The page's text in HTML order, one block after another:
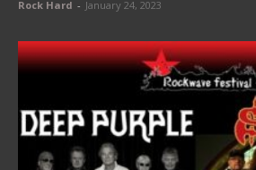
Rock Hard - January 24, 2023